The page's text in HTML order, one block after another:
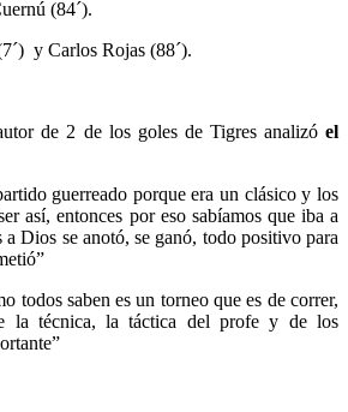
(84´).
y Carlos Rojas (88´).
de 2 de los goles de Tigres analizóel
guerreado porque era un clásico y los
así, entonces por eso sabíamos que iba a
a Dios se anotó, se ganó, todo positivo para
todos saben es un torneo que es de correr,
la técnica, la táctica del profe y de los